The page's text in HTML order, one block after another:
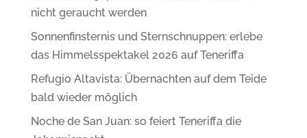
nicht geraucht werden
Sonnenfinsternis und Sternschnuppen: erlebe
das Himmelsspektakel 2026 auf Teneriffa
Refugio Altavista: Übernachten auf dem Teide
bald wieder möglich
Noche de San Juan: so feiert Teneriffa die